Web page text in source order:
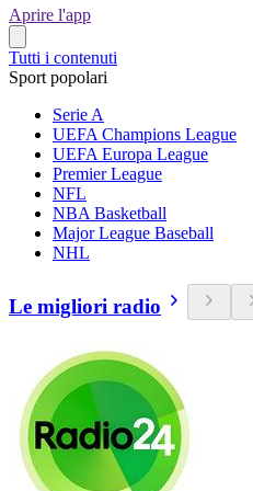
Aprire l'app
Tutti i contenuti
Sport popolari
Serie A
UEFA Champions League
UEFA Europa League
Premier League
NFL
NBA Basketball
Major League Baseball
NHL
Le migliori radio